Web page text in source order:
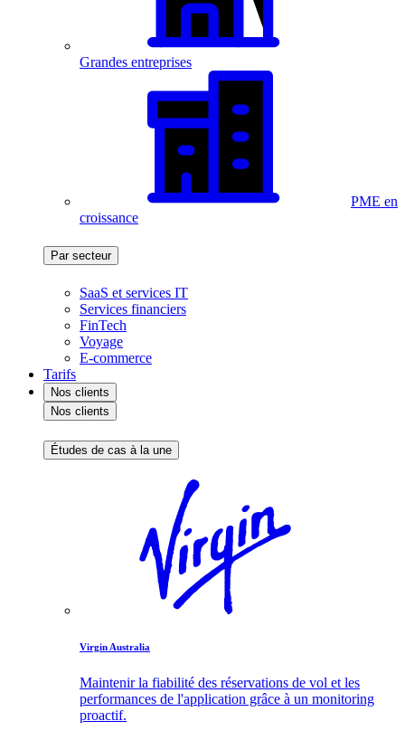
Grandes entreprises
PME en
croissance
Par secteur
SaaS et services IT
Services financiers
FinTech
Voyage
E-commerce
Tarifs
Nos clients
Nos clients
Études de cas à la une
Virgin Australia
Maintenir la fiabilité des réservations de vol et les
performances de l'application grâce à un monitoring
proactif.